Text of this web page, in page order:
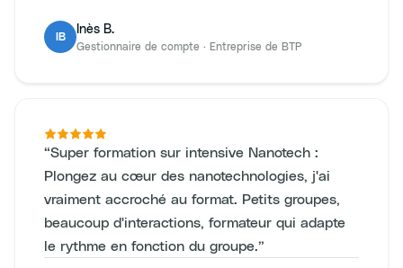
IB
Inès B.
Gestionnaire de compte · Entreprise de BTP
“Super formation sur intensive Nanotech :
Plongez au cœur des nanotechnologies, j'ai
vraiment accroché au format. Petits groupes,
beaucoup d'interactions, formateur qui adapte
le rythme en fonction du groupe.”